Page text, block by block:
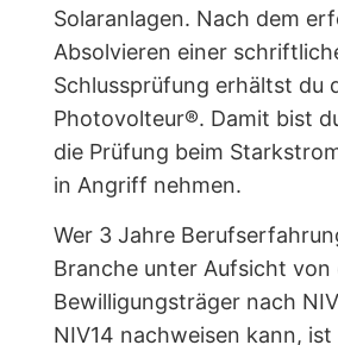
Solaranlagen. Nach dem
Absolvieren einer
Schlussprüfung erhältst du
Photovolteur®. Damit bist
die Prüfung beim
in Angriff nehmen.
Wer 3 Jahre
Branche unter Aufsicht von
Bewilligungsträger nach
NIV14 nachweisen kann,